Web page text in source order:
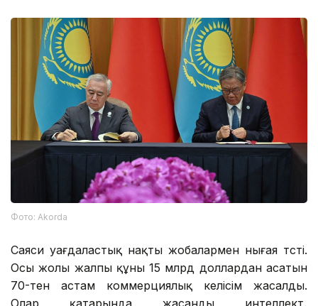
Фото: Аkorda
Саяси уағдаластық нақты жобалармен нығая түсті.
Осы жолы жалпы құны 15 млрд доллардан асатын
70-тен астам коммерциялық келісім жасалды.